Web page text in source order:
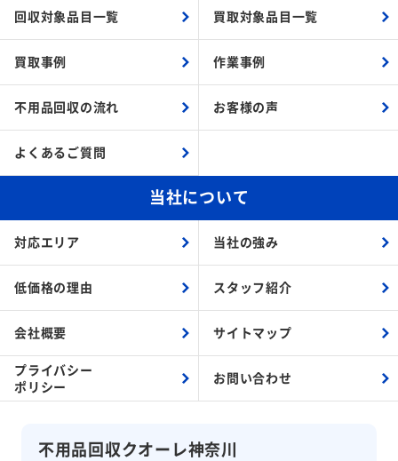
不用品回収クオーレ神奈川
回収対象品目一覧 買取対象品目一覧
買取事例 作業事例
不用品回収の流れ お客様の声
よくあるご質問
当社について
対応エリア 当社の強み
低価格の理由 スタッフ紹介
会社概要 サイトマップ
プライバシー
ポリシー
お問い合わせ